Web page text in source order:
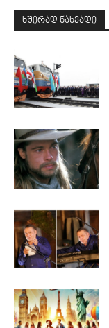
ᲮᲨᲘᲠᲐᲓ ᲜᲐᲮᲕᲐᲓᲘ